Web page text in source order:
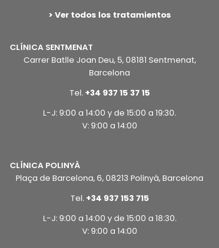
> Ver todos los tratamientos
CLÍNICA SENTMENAT
Carrer Batlle Joan Deu, 5, 08181 Sentmenat,
Barcelona
Tel. +34 937 15 37 15
L-J: 9:00 a 14:00 y de 15:00 a 19:30.
V: 9:00 a 14:00
CLÍNICA POLINYÀ
Plaça de Barcelona, 6, 08213 Polinyà, Barcelona
Tel. +34 937 153 715
L-J: 9:00 a 14:00 y de 15:00 a 18:30.
V: 9:00 a 14:00